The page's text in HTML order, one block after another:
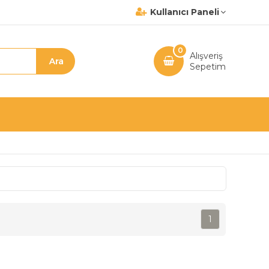
Kullanıcı Paneli
Alışveriş
Sepetim
0
1